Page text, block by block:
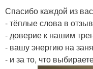
Спасибо каждой из
- тёплые слова в
- доверие к нашим
- вашу энергию на
- и за то, что